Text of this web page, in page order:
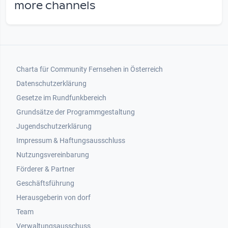
more channels
Footer 1
Charta für Community Fernsehen in Österreich
Datenschutzerklärung
Gesetze im Rundfunkbereich
Grundsätze der Programmgestaltung
Jugendschutzerklärung
Impressum & Haftungsausschluss
Nutzungsvereinbarung
Footer 2
Förderer & Partner
Geschäftsführung
Herausgeberin von dorf
Team